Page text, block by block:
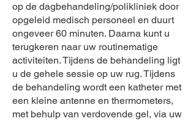
op de dagbehandeling/polikliniek door
opgeleid medisch personeel en duurt
ongeveer 60 minuten. Daarna kunt u
terugkeren naar uw routinematige
activiteiten. Tijdens de behandeling ligt
u de gehele sessie op uw rug. Tijdens
de behandeling wordt een katheter met
een kleine antenne en thermometers,
met behulp van verdovende gel, via uw